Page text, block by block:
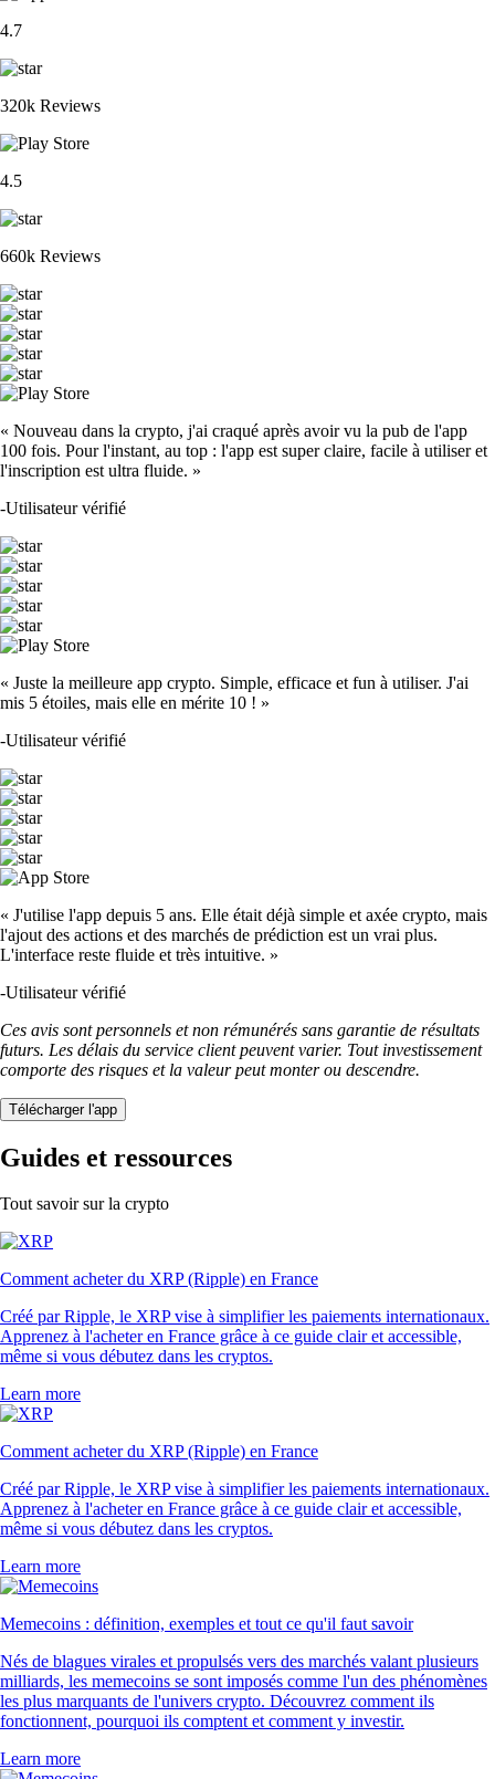
4.7
320k Reviews
4.5
660k Reviews
« Nouveau dans la crypto, j'ai craqué après avoir vu la pub de l'app
100 fois. Pour l'instant, au top : l'app est super claire, facile à utiliser et
l'inscription est ultra fluide. »
-Utilisateur vérifié
« Juste la meilleure app crypto. Simple, efficace et fun à utiliser. J'ai
mis 5 étoiles, mais elle en mérite 10 ! »
-Utilisateur vérifié
« J'utilise l'app depuis 5 ans. Elle était déjà simple et axée crypto, mais
l'ajout des actions et des marchés de prédiction est un vrai plus.
L'interface reste fluide et très intuitive. »
-Utilisateur vérifié
Ces avis sont personnels et non rémunérés sans garantie de résultats
futurs. Les délais du service client peuvent varier. Tout investissement
comporte des risques et la valeur peut monter ou descendre.
Télécharger l'app
Guides et ressources
Tout savoir sur la crypto
Comment acheter du XRP (Ripple) en France
Créé par Ripple, le XRP vise à simplifier les paiements internationaux.
Apprenez à l'acheter en France grâce à ce guide clair et accessible,
même si vous débutez dans les cryptos.
Learn more
Comment acheter du XRP (Ripple) en France
Créé par Ripple, le XRP vise à simplifier les paiements internationaux.
Apprenez à l'acheter en France grâce à ce guide clair et accessible,
même si vous débutez dans les cryptos.
Learn more
Memecoins : définition, exemples et tout ce qu'il faut savoir
Nés de blagues virales et propulsés vers des marchés valant plusieurs
milliards, les memecoins se sont imposés comme l'un des phénomènes
les plus marquants de l'univers crypto. Découvrez comment ils
fonctionnent, pourquoi ils comptent et comment y investir.
Learn more